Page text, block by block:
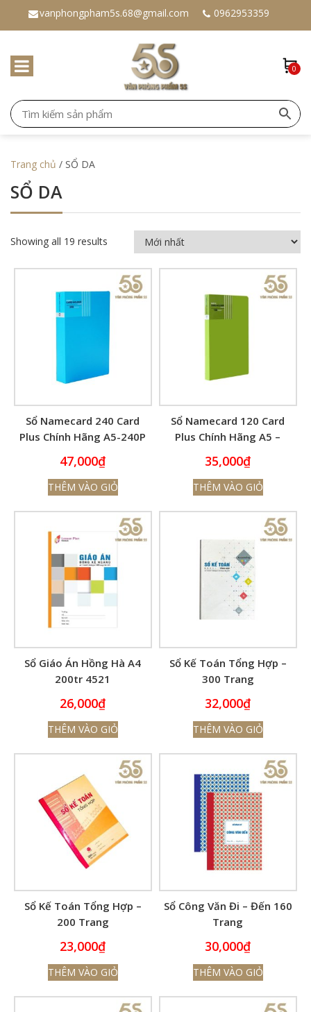
vanphongpham5s.68@gmail.com 0962953359
0
Trang chủ / SỔ DA
SỔ DA
Showing all 19 results
Sổ Namecard 240 Card
Plus Chính Hãng A5-240P
47,000₫
THÊM VÀO GIỎ
Sổ Namecard 120 Card
Plus Chính Hãng A5 –
35,000₫
THÊM VÀO GIỎ
Sổ Giáo Án Hồng Hà A4
200tr 4521
26,000₫
THÊM VÀO GIỎ
Sổ Kế Toán Tổng Hợp –
300 Trang
32,000₫
THÊM VÀO GIỎ
Sổ Kế Toán Tổng Hợp –
200 Trang
23,000₫
THÊM VÀO GIỎ
Sổ Công Văn Đi – Đến 160
Trang
30,000₫
THÊM VÀO GIỎ